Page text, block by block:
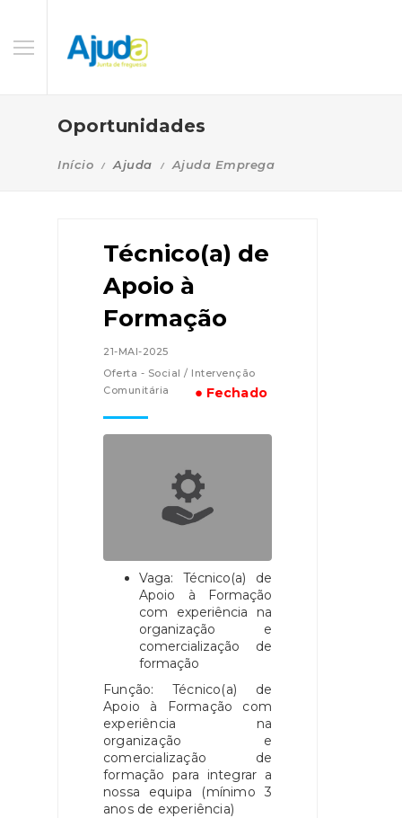
Oportunidades
Início Ajuda Ajuda Emprega
Técnico(a) de
Apoio à
Formação
21-MAI-2025
Oferta - Social / Intervenção
Comunitária
● Fechado
Vaga: Técnico(a) de
Apoio à Formação
com experiência na
organização e
comercialização de
formação
Função: Técnico(a) de
Apoio à Formação com
experiência na
organização e
comercialização de
formação para integrar a
nossa equipa (mínimo 3
anos de experiência)